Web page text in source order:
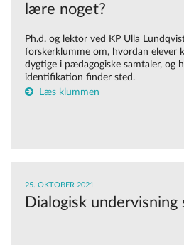
lære noget?
Ph.d. og lektor ved KP Ulla
forskerklumme om, hvordan elever
dygtige i pædagogiske samtaler, og
identifikation finder sted.
Læs klummen
25. OKTOBER 2021
Dialogisk undervisning